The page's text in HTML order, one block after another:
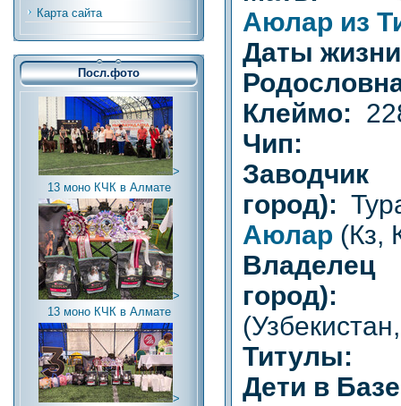
Карта сайта
Посл.фото
>
13 моно КЧК в Алмате
>
13 моно КЧК в Алмате
>
Аюлар из
Даты
Клеймо:
Чип:
город):
Аюлар (Кз,
Титулы:
Дети в